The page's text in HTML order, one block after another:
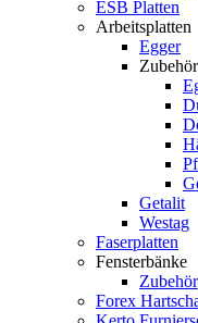
ESB Platten
Arbeitsplatten
Egger
Zubehör
Getalit
Westag
Faserplatten
Fensterbänke
Zubehör
Forex